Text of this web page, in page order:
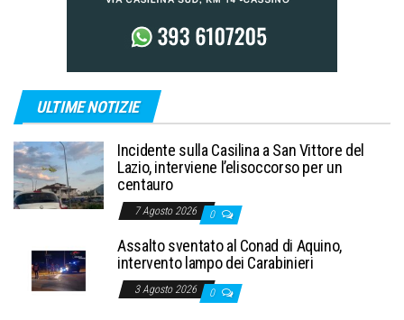
ULTIME NOTIZIE
Incidente sulla Casilina a San Vittore del
Lazio, interviene l’elisoccorso per un
centauro
7 Agosto 2026 0
Assalto sventato al Conad di Aquino,
intervento lampo dei Carabinieri
3 Agosto 2026 0